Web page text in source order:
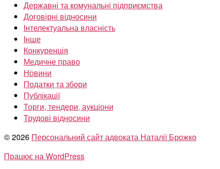
Державні та комунальні підприємства
Договірні відносини
Інтелектуальна власність
Інше
Конкуренція
Медичне право
Новини
Податки та збори
Публікації
Торги, тендери, аукціони
Трудові відносини
© 2026 Персональний сайт адвоката Наталії Брожко
Працює на WordPress